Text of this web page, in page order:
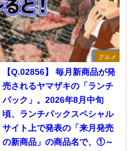
グルメ
【Q.02856】 毎月新商品が発
売されるヤマザキの「ランチ
パック」。2026年8月中旬
頃、ランチパックスペシャル
サイト上で発表の「来月発売
の新商品」の商品名で、①～